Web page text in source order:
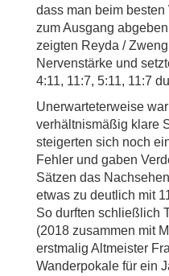
dass man beim
zum Ausgang
zeigten Reyda /
Nervenstärke und
4:11, 11:7, 5:11, 11:7
Unerwarteterweise
verhältnismäßig klare
steigerten sich noch
Fehler und gaben
Sätzen das
etwas zu deutlich mit
So durften schließlich
(2018 zusammen mit
erstmalig Altmeister
Wanderpokale für ein